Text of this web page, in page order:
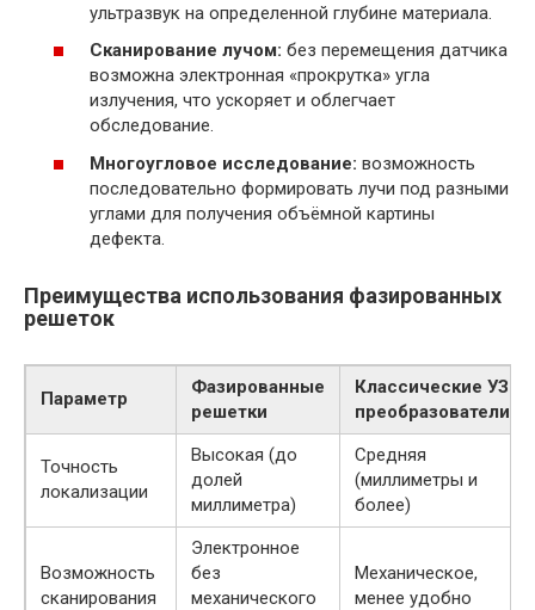
ультразвук на определенной глубине материала.
Сканирование лучом: без перемещения датчика
возможна электронная «прокрутка» угла
излучения, что ускоряет и облегчает
обследование.
Многоугловое исследование: возможность
последовательно формировать лучи под разными
углами для получения объёмной картины
дефекта.
Преимущества использования фазированных
решеток
Параметр
Фазированные
решетки
Классические УЗ
преобразователи
Точность
локализации
Высокая (до
долей
миллиметра)
Средняя
(миллиметры и
более)
Возможность
сканирования
Электронное
без
механического
Механическое,
менее удобно